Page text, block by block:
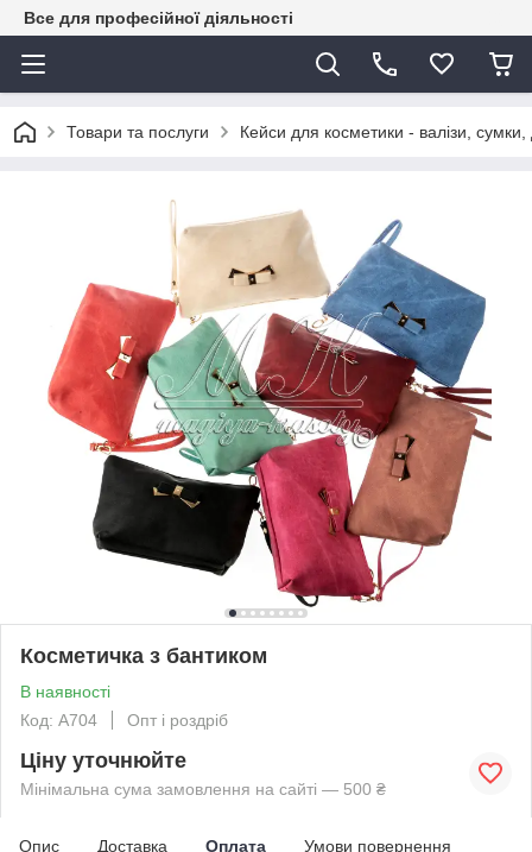
Все для професійної діяльності
Товари та послуги Кейси для косметики - валізи, сумки,
Косметичка з бантиком
В наявності
Код: A704
Опт і роздріб
Ціну уточнюйте
Мінімальна сума замовлення на сайті — 500 ₴
Опис Доставка Оплата Умови повернення